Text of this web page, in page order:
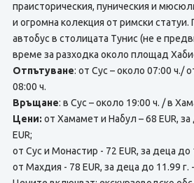
праисторическия, пуническия и
и огромна колекция от римски статуи.
автобус в столицата Тунис (не е
време за разходка около площад
Отпътуване: от Сус – около 07:00 ч./
08:00 ч.
Връщане: в Сус – около 19:00 ч. / в
Цени: от Хамамет и Набул – 68 EUR,
EUR;
от Сус и Монастир - 72 EUR, за деца до
от Махдия - 78 EUR, за деца до 11.99 г. -